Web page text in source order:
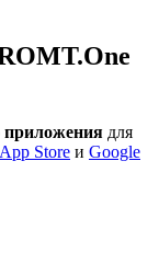
приложения для
App Store и Google